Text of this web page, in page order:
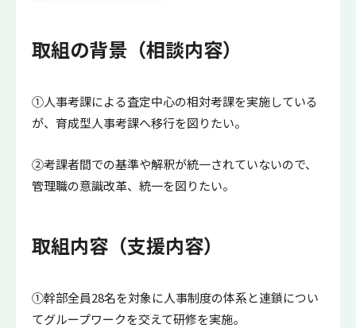
取組の背景（相談内容）
①人事考課による査定中心の相対考課を実施している
が、育成型人事考課へ移行を図りたい。
②考課者間での基準や解釈が統一されていないので、
管理職の意識改革、統一を図りたい。
取組内容（支援内容）
①幹部全員28名を対象に人事制度の体系と連鎖につい
てグループワークを交えて研修を実施。